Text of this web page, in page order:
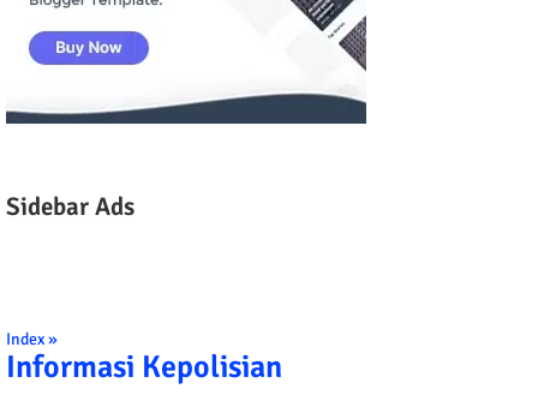
Sidebar Ads
Index »
Informasi Kepolisian